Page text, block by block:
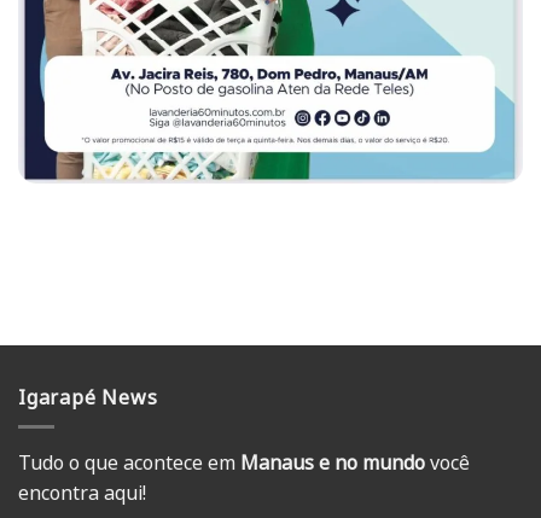
Igarapé News
Tudo o que acontece em Manaus e no mundovocê
encontra aqui!